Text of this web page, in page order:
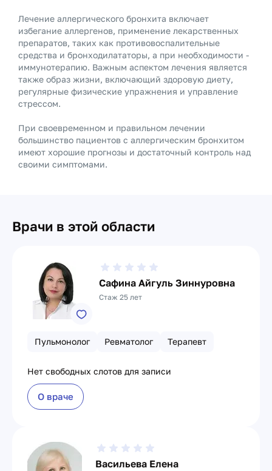
Лечение аллергического бронхита включает
избегание аллергенов, применение лекарственных
препаратов, таких как противовоспалительные
средства и бронходилататоры, а при необходимости -
иммунотерапию. Важным аспектом лечения является
также образ жизни, включающий здоровую диету,
регулярные физические упражнения и управление
стрессом.
При своевременном и правильном лечении
большинство пациентов с аллергическим бронхитом
имеют хорошие прогнозы и достаточный контроль над
своими симптомами.
Врачи в этой области
Сафина Айгуль Зиннуровна
Стаж 25 лет
Пульмонолог Ревматолог Терапевт
Нет свободных слотов для записи
О враче
Васильева Елена